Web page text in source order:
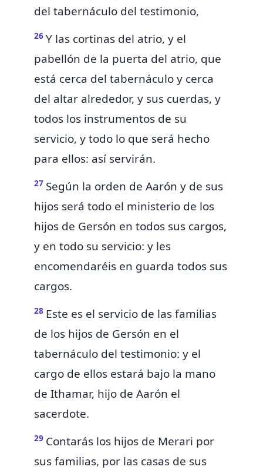
del tabernáculo del testimonio,
26 Y las cortinas del atrio, y el
pabellón de la puerta del atrio, que
está cerca del tabernáculo y cerca
del altar alrededor, y sus cuerdas, y
todos los instrumentos de su
servicio, y todo lo que será hecho
para ellos: así servirán.
27 Según la orden de Aarón y de sus
hijos será todo el ministerio de los
hijos de Gersón en todos sus cargos,
y en todo su servicio: y les
encomendaréis en guarda todos sus
cargos.
28 Este es el servicio de las familias
de los hijos de Gersón en el
tabernáculo del testimonio: y el
cargo de ellos estará bajo la mano
de Ithamar, hijo de Aarón el
sacerdote.
29 Contarás los hijos de Merari por
sus familias, por las casas de sus